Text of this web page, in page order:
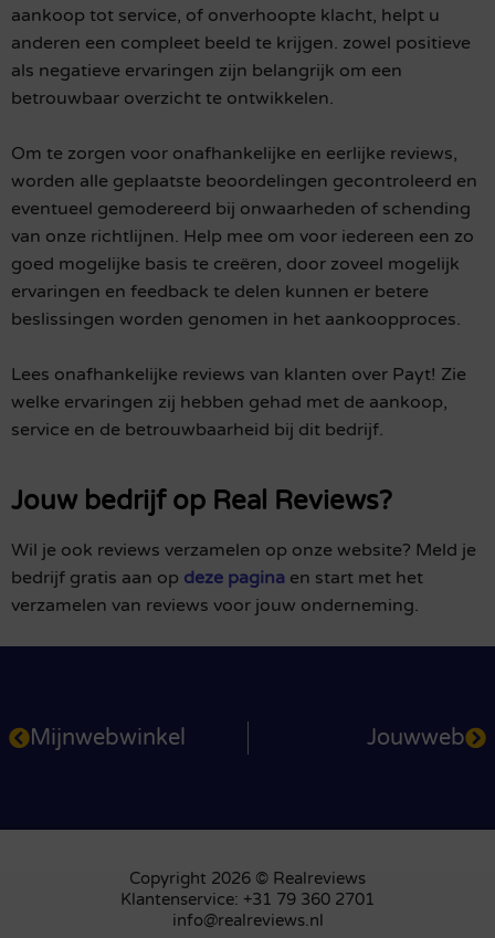
aankoop tot service, of onverhoopte klacht, helpt u
anderen een compleet beeld te krijgen. zowel positieve
als negatieve ervaringen zijn belangrijk om een
betrouwbaar overzicht te ontwikkelen.
Om te zorgen voor onafhankelijke en eerlijke reviews,
worden alle geplaatste beoordelingen gecontroleerd en
eventueel gemodereerd bij onwaarheden of schending
van onze richtlijnen. Help mee om voor iedereen een zo
goed mogelijke basis te creëren, door zoveel mogelijk
ervaringen en feedback te delen kunnen er betere
beslissingen worden genomen in het aankoopproces.
Lees onafhankelijke reviews van klanten over Payt! Zie
welke ervaringen zij hebben gehad met de aankoop,
service en de betrouwbaarheid bij dit bedrijf.
Jouw bedrijf op Real Reviews?
Wil je ook reviews verzamelen op onze website? Meld je
bedrijf gratis aan op deze pagina en start met het
verzamelen van reviews voor jouw onderneming.
Mijnwebwinkel Jouwweb
Copyright 2026 © Realreviews
Klantenservice: +31 79 360 2701
info@realreviews.nl